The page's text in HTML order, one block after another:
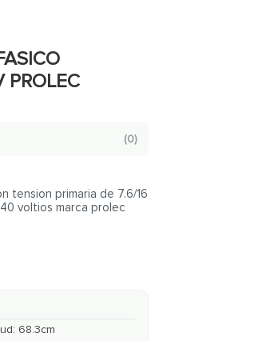
PROLEC
(0)
tension primaria de 7.6/16
voltios marca prolec
: 68.3cm